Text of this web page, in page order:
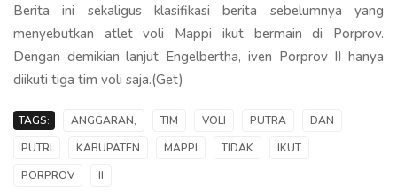
Berita ini sekaligus klasifikasi berita sebelumnya yang
menyebutkan atlet voli Mappi ikut bermain di Porprov.
Dengan demikian lanjut Engelbertha, iven Porprov II hanya
diikuti tiga tim voli saja.(Get)
TAGS: ANGGARAN, TIM VOLI PUTRA
DAN
PUTRI
KABUPATEN MAPPI TIDAK
IKUT
PORPROV
II